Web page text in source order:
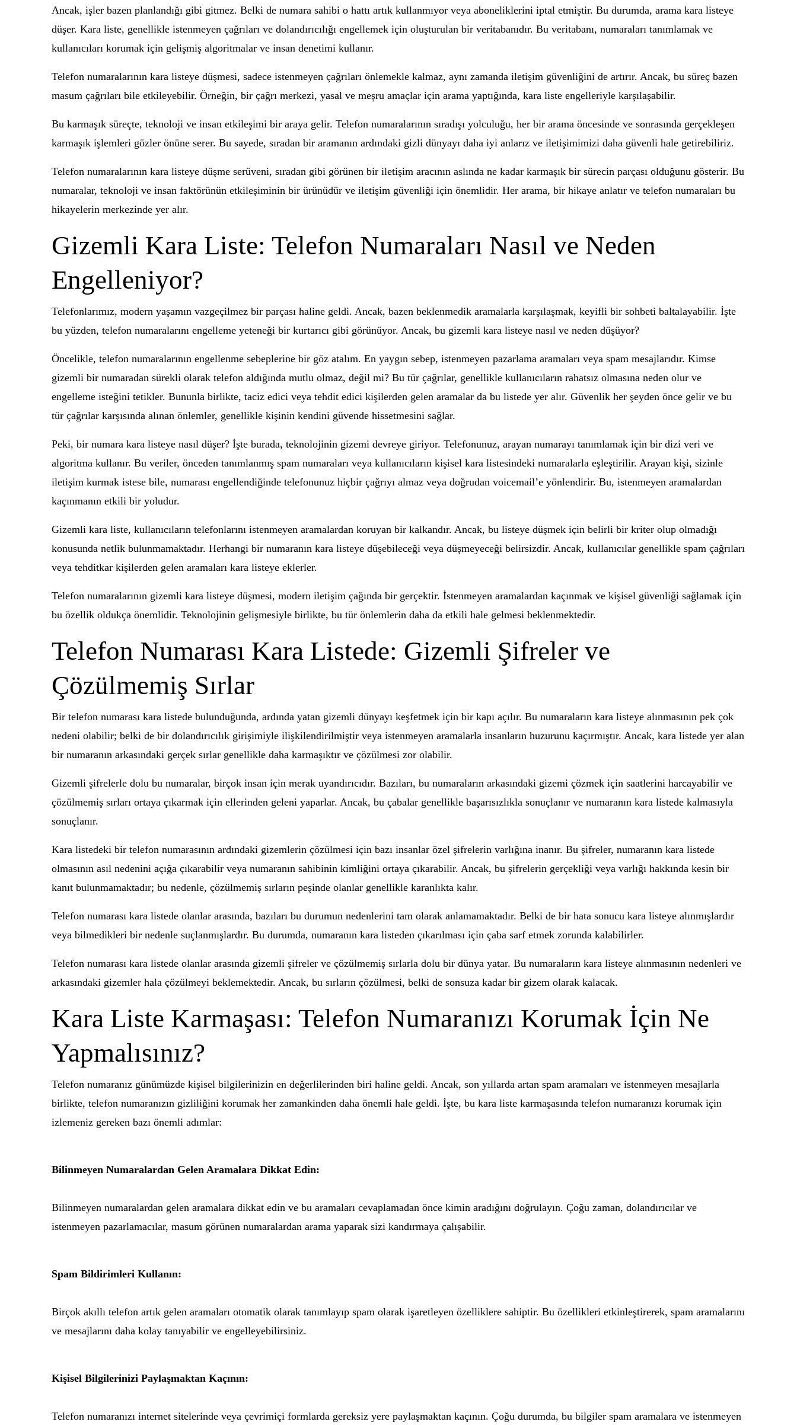
Ancak, işler bazen planlandığı gibi gitmez. Belki de numara sahibi o hattı artık kullanmıyor veya aboneliklerini iptal etmiştir. Bu durumda, arama kara listeye
düşer. Kara liste, genellikle istenmeyen çağrıları ve dolandırıcılığı engellemek için oluşturulan bir veritabanıdır. Bu veritabanı, numaraları tanımlamak ve
kullanıcıları korumak için gelişmiş algoritmalar ve insan denetimi kullanır.
Telefon numaralarının kara listeye düşmesi, sadece istenmeyen çağrıları önlemekle kalmaz, aynı zamanda iletişim güvenliğini de artırır. Ancak, bu süreç bazen
masum çağrıları bile etkileyebilir. Örneğin, bir çağrı merkezi, yasal ve meşru amaçlar için arama yaptığında, kara liste engelleriyle karşılaşabilir.
Bu karmaşık süreçte, teknoloji ve insan etkileşimi bir araya gelir. Telefon numaralarının sıradışı yolculuğu, her bir arama öncesinde ve sonrasında gerçekleşen
karmaşık işlemleri gözler önüne serer. Bu sayede, sıradan bir aramanın ardındaki gizli dünyayı daha iyi anlarız ve iletişimimizi daha güvenli hale getirebiliriz.
Telefon numaralarının kara listeye düşme serüveni, sıradan gibi görünen bir iletişim aracının aslında ne kadar karmaşık bir sürecin parçası olduğunu gösterir. Bu
numaralar, teknoloji ve insan faktörünün etkileşiminin bir ürünüdür ve iletişim güvenliği için önemlidir. Her arama, bir hikaye anlatır ve telefon numaraları bu
hikayelerin merkezinde yer alır.
Gizemli Kara Liste: Telefon Numaraları Nasıl ve Neden
Engelleniyor?
Telefonlarımız, modern yaşamın vazgeçilmez bir parçası haline geldi. Ancak, bazen beklenmedik aramalarla karşılaşmak, keyifli bir sohbeti baltalayabilir. İşte
bu yüzden, telefon numaralarını engelleme yeteneği bir kurtarıcı gibi görünüyor. Ancak, bu gizemli kara listeye nasıl ve neden düşüyor?
Öncelikle, telefon numaralarının engellenme sebeplerine bir göz atalım. En yaygın sebep, istenmeyen pazarlama aramaları veya spam mesajlarıdır. Kimse
gizemli bir numaradan sürekli olarak telefon aldığında mutlu olmaz, değil mi? Bu tür çağrılar, genellikle kullanıcıların rahatsız olmasına neden olur ve
engelleme isteğini tetikler. Bununla birlikte, taciz edici veya tehdit edici kişilerden gelen aramalar da bu listede yer alır. Güvenlik her şeyden önce gelir ve bu
tür çağrılar karşısında alınan önlemler, genellikle kişinin kendini güvende hissetmesini sağlar.
Peki, bir numara kara listeye nasıl düşer? İşte burada, teknolojinin gizemi devreye giriyor. Telefonunuz, arayan numarayı tanımlamak için bir dizi veri ve
algoritma kullanır. Bu veriler, önceden tanımlanmış spam numaraları veya kullanıcıların kişisel kara listesindeki numaralarla eşleştirilir. Arayan kişi, sizinle
iletişim kurmak istese bile, numarası engellendiğinde telefonunuz hiçbir çağrıyı almaz veya doğrudan voicemail’e yönlendirir. Bu, istenmeyen aramalardan
kaçınmanın etkili bir yoludur.
Gizemli kara liste, kullanıcıların telefonlarını istenmeyen aramalardan koruyan bir kalkandır. Ancak, bu listeye düşmek için belirli bir kriter olup olmadığı
konusunda netlik bulunmamaktadır. Herhangi bir numaranın kara listeye düşebileceği veya düşmeyeceği belirsizdir. Ancak, kullanıcılar genellikle spam çağrıları
veya tehditkar kişilerden gelen aramaları kara listeye eklerler.
Telefon numaralarının gizemli kara listeye düşmesi, modern iletişim çağında bir gerçektir. İstenmeyen aramalardan kaçınmak ve kişisel güvenliği sağlamak için
bu özellik oldukça önemlidir. Teknolojinin gelişmesiyle birlikte, bu tür önlemlerin daha da etkili hale gelmesi beklenmektedir.
Telefon Numarası Kara Listede: Gizemli Şifreler ve
Çözülmemiş Sırlar
Bir telefon numarası kara listede bulunduğunda, ardında yatan gizemli dünyayı keşfetmek için bir kapı açılır. Bu numaraların kara listeye alınmasının pek çok
nedeni olabilir; belki de bir dolandırıcılık girişimiyle ilişkilendirilmiştir veya istenmeyen aramalarla insanların huzurunu kaçırmıştır. Ancak, kara listede yer alan
bir numaranın arkasındaki gerçek sırlar genellikle daha karmaşıktır ve çözülmesi zor olabilir.
Gizemli şifrelerle dolu bu numaralar, birçok insan için merak uyandırıcıdır. Bazıları, bu numaraların arkasındaki gizemi çözmek için saatlerini harcayabilir ve
çözülmemiş sırları ortaya çıkarmak için ellerinden geleni yaparlar. Ancak, bu çabalar genellikle başarısızlıkla sonuçlanır ve numaranın kara listede kalmasıyla
sonuçlanır.
Kara listedeki bir telefon numarasının ardındaki gizemlerin çözülmesi için bazı insanlar özel şifrelerin varlığına inanır. Bu şifreler, numaranın kara listede
olmasının asıl nedenini açığa çıkarabilir veya numaranın sahibinin kimliğini ortaya çıkarabilir. Ancak, bu şifrelerin gerçekliği veya varlığı hakkında kesin bir
kanıt bulunmamaktadır; bu nedenle, çözülmemiş sırların peşinde olanlar genellikle karanlıkta kalır.
Telefon numarası kara listede olanlar arasında, bazıları bu durumun nedenlerini tam olarak anlamamaktadır. Belki de bir hata sonucu kara listeye alınmışlardır
veya bilmedikleri bir nedenle suçlanmışlardır. Bu durumda, numaranın kara listeden çıkarılması için çaba sarf etmek zorunda kalabilirler.
Telefon numarası kara listede olanlar arasında gizemli şifreler ve çözülmemiş sırlarla dolu bir dünya yatar. Bu numaraların kara listeye alınmasının nedenleri ve
arkasındaki gizemler hala çözülmeyi beklemektedir. Ancak, bu sırların çözülmesi, belki de sonsuza kadar bir gizem olarak kalacak.
Kara Liste Karmaşası: Telefon Numaranızı Korumak İçin Ne
Yapmalısınız?
Telefon numaranız günümüzde kişisel bilgilerinizin en değerlilerinden biri haline geldi. Ancak, son yıllarda artan spam aramaları ve istenmeyen mesajlarla
birlikte, telefon numaranızın gizliliğini korumak her zamankinden daha önemli hale geldi. İşte, bu kara liste karmaşasında telefon numaranızı korumak için
izlemeniz gereken bazı önemli adımlar:
Bilinmeyen Numaralardan Gelen Aramalara Dikkat Edin:
Bilinmeyen numaralardan gelen aramalara dikkat edin ve bu aramaları cevaplamadan önce kimin aradığını doğrulayın. Çoğu zaman, dolandırıcılar ve
istenmeyen pazarlamacılar, masum görünen numaralardan arama yaparak sizi kandırmaya çalışabilir.
Spam Bildirimleri Kullanın:
Birçok akıllı telefon artık gelen aramaları otomatik olarak tanımlayıp spam olarak işaretleyen özelliklere sahiptir. Bu özellikleri etkinleştirerek, spam aramalarını
ve mesajlarını daha kolay tanıyabilir ve engelleyebilirsiniz.
Kişisel Bilgilerinizi Paylaşmaktan Kaçının:
Telefon numaranızı internet sitelerinde veya çevrimiçi formlarda gereksiz yere paylaşmaktan kaçının. Çoğu durumda, bu bilgiler spam aramalara ve istenmeyen